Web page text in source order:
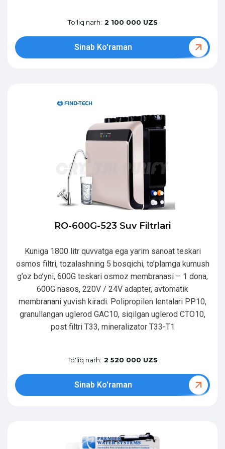
To'liq narh: 2 100 000 UZS
Sinab Ko'raman
RO-600G-523 Suv Filtrlari
Kuniga 1800 litr quvvatga ega yarim sanoat teskari
osmos filtri, tozalashning 5 bosqichi, to’plamga kumush
g’oz bo’yni, 600G teskari osmoz membranasi – 1 dona,
600G nasos, 220V / 24V adapter, avtomatik
membranani yuvish kiradi. Polipropilen lentalari PP10,
granullangan uglerod GAC10, siqilgan uglerod CTO10,
post filtri T33, mineralizator T33-T1
To'liq narh: 2 520 000 UZS
Sinab Ko'raman